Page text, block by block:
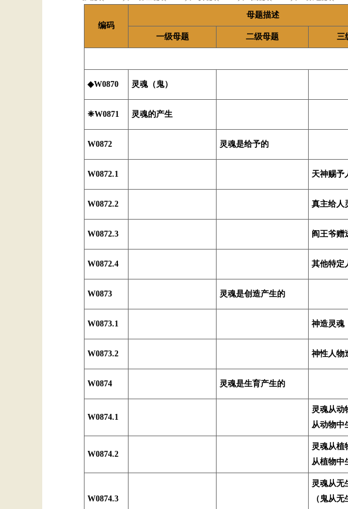
编码
母题描述
一级母题 二级母题 三
◆W0870 灵魂（鬼）
❈W0871 灵魂的产生
W0872 灵魂是给予的
W0872.1 天神赐予
W0872.2 真主给人
W0872.3 阎王爷赠
W0872.4 其他特定
W0873 灵魂是创造产生的
W0873.1 神造灵魂
W0873.2 神性人物
W0874 灵魂是生育产生的
W0874.1
灵魂从动
从动物中
W0874.2
灵魂从植
从植物中
W0874.3
灵魂从无
（鬼从